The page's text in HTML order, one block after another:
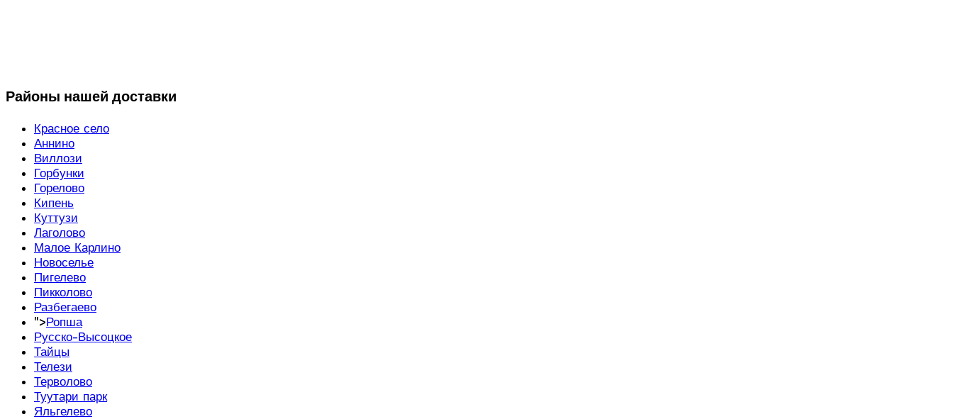
Районы нашей доставки
Красное село
Аннино
Виллози
Горбунки
Горелово
Кипень
Куттузи
Лаголово
Малое Карлино
Новоселье
Пигелево
Пикколово
Разбегаево
">Ропша
Русско-Высоцкое
Тайцы
Телези
Терволово
Туутари парк
Яльгелево